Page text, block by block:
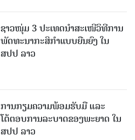
ຊາວໜຸ່ມ 3 ປະເທດນຳສະເໜີວິທີການ
ພັດທະນາກະສິກຳແບບຍືນຍົງ ໃນ
ສປປ ລາວ
ການກຽມຄວາມພ້ອມຮັບມື ແລະ
ໂຕ້ຕອບການລະບາດຂອງພະຍາດ ໃນ
ສປປ ລາວ